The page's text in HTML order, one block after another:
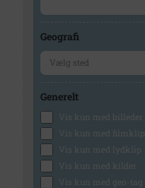
Geografi
Generelt
Vis kun med billeder
Vis kun med filmklip
Vis kun med lydklip
Vis kun med kilder
Vis kun med geo-tag